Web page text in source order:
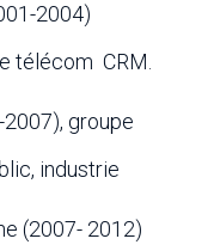
2004)
télécom CRM.
groupe
industrie
(2007- 2012)